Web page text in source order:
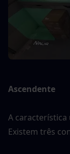
Ascendente
A característica
Existem três